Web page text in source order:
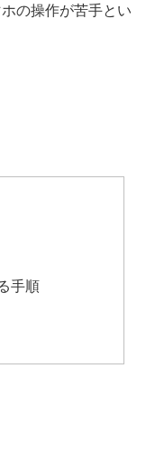
の操作が苦手とい
手順